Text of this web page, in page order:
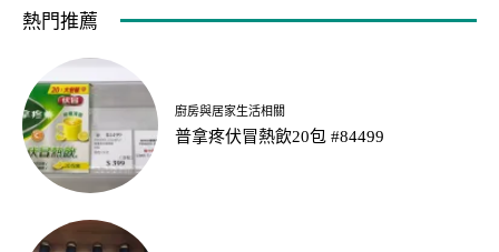
熱門推薦
廚房與居家生活相關
普拿疼伏冒熱飲20包 #84499